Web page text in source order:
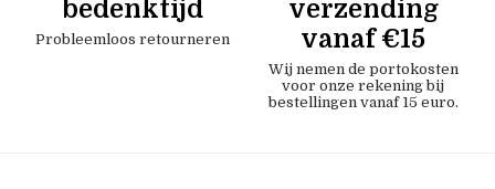
bedenktijd
Probleemloos retourneren
verzending
vanaf €15
Wij nemen de portokosten
voor onze rekening bij
bestellingen vanaf 15 euro.